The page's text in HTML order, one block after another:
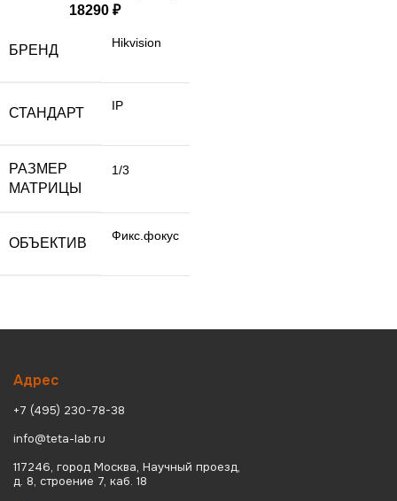
18290 ₽
БРЕНД Hikvision
СТАНДАРТ IP
РАЗМЕР
МАТРИЦЫ
1/3
ОБЪЕКТИВ Фикс.фокус
Адрес
+7 (495) 230-78-38
info@teta-lab.ru
117246, город Москва, Научный проезд,
д. 8, строение 7, каб. 18